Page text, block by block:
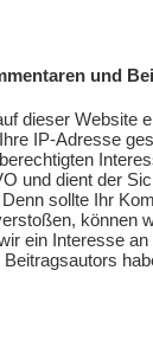
und
dieser Website
IP-Adresse
und dient der
sollte Ihr
können
ein Interesse an